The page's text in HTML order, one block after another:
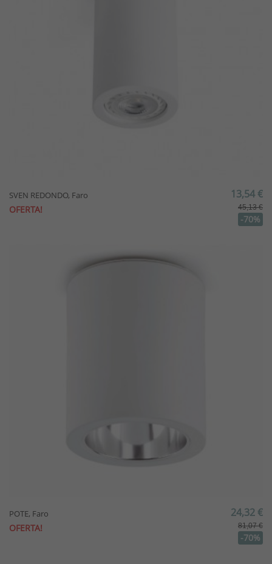
SVEN REDONDO, Faro
OFERTA!
13,54 €
45,13 €
-70%
POTE, Faro
OFERTA!
24,32 €
81,07 €
-70%